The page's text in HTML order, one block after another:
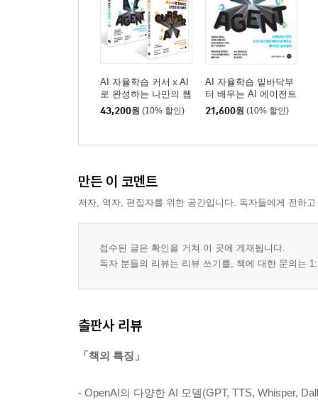
AI 자율학습 커서ⅹAI
로 완성하는 나만의 웹
서비스 + AI 자율학습
밑바닥부터 배우는 AI
43,200원 (10% 할인)
AI 자율학습 밑바닥부
터 배우는 AI 에이전트
21,600원 (10% 할인)
만든 이 코멘트
저자, 역자, 편집자를 위한 공간입니다. 독자들에게 전하
접수된 글은 확인을 거쳐 이 곳에 게재됩니다.
독자 분들의 리뷰는 리뷰 쓰기를, 책에 대한 문의는
출판사 리뷰
「책의 특징」
- OpenAI의 다양한 AI 모델(GPT, TTS, Whisper,